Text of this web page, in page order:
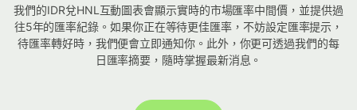
我們的IDR兌HNL互動圖表會顯示實時的市場匯率中間價，並提供過
往5年的匯率紀錄。如果你正在等待更佳匯率，不妨設定匯率提示，
待匯率轉好時，我們便會立即通知你。此外，你更可透過我們的每
日匯率摘要，隨時掌握最新消息。